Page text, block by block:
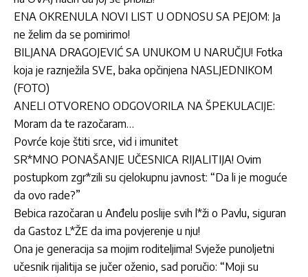
ENA OKRENULA NOVI LIST U ODNOSU SA PEJOM: Ja
ne želim da se pomirimo!
BILJANA DRAGOJEVIĆ SA UNUKOM U NARUČJU! Fotka
koja je raznježila SVE, baka opčinjena NASLJEDNIKOM
(FOTO)
ANELI OTVORENO ODGOVORILA NA ŠPEKULACIJE:
Moram da te razočaram…
Povrće koje štiti srce, vid i imunitet
SR*MNO PONAŠANJE UČESNICA RIJALITIJA! Ovim
postupkom zgr*zili su cjelokupnu javnost: “Da li je moguće
da ovo rade?”
Bebica razočaran u Anđelu poslije svih l*ži o Pavlu, siguran
da Gastoz L*ŽE da ima povjerenje u nju!
Ona je generacija sa mojim roditeljima! Svježe punoljetni
učesnik rijalitija se jučer oženio, sad poručio: “Moji su